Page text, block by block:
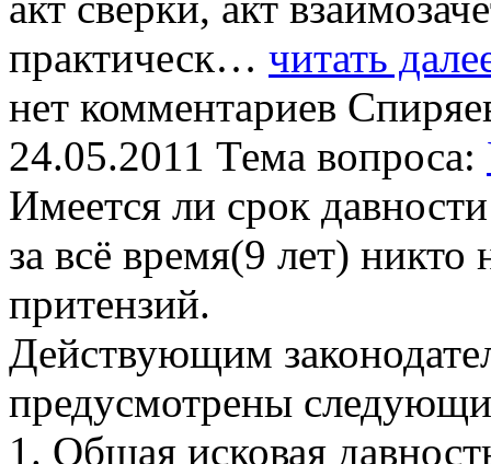
практическ… читать
нет комментариев
24.05.2011 Тема вопроса:
Имеется ли срок
за всё время(9 лет)
притензий.
Действующим
предусмотрены
1. Общая исковая